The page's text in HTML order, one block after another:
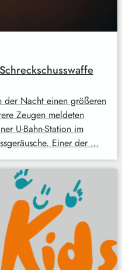
der Nacht einen größeren
Zeugen meldeten
U-Bahn-Station im
Einer der …